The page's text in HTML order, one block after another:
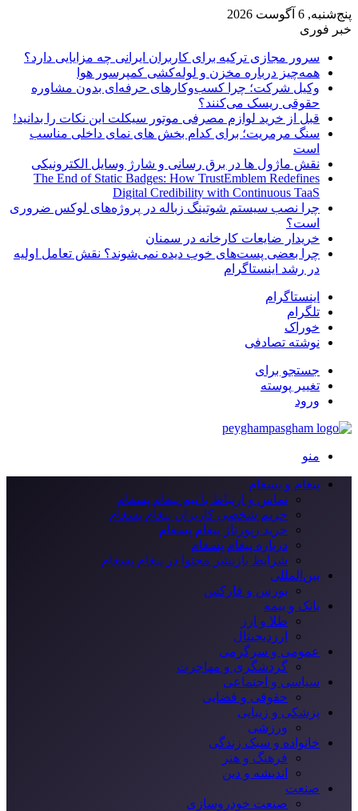
پنج‌شنبه, 6 آگوست 2026
خبر فوری
سرور مجازی ترکیه برای کاربران ایرانی چه مزایایی دارد؟
همه‌چیز درباره مخزن و لوله‌کشی کمپرسور هوا
وکیل شرکت؛ چرا کسب‌وکارهای حرفه‌ای بدون مشاوره
حقوقی ریسک می‌کنند؟
قبل از خرید لوازم مصرفی موتور سیکلت این نکات را بدانید!
سنگ مرمریت؛ برای کدام بخش های نمای داخلی مناسب
است
نقش ماژول ها در برق رسانی و شارژ وسایل الکترونیکی
The End of Static Badges: How TrustEmblem Redefines
Digital Credibility with Continuous TaaS
چرا نصب سیستم شوتینگ زباله در پروژه‌های لوکس ضروری
است؟
خریدار ضایعات کارخانه در سمنان
چرا بعضی پست‌های خوب دیده نمی‌شوند؟ نقش تعامل اولیه
در رشد اینستاگرام
اینستاگرام
تلگرام
خوراک
نوشته تصادفی
جستجو برای
تغییر پوسته
ورود
منو
پیغام و پسغام
تماس و ارتباط با تیم پیغام پسغام
حریم شخصی کاربران پیغام پسغام
خرید رپورتاژ پیغام پسغام
درباره پیغام پسغام
شرایط بازنشر محتوا در پیغام پسغام
بین‌المللی
بورس و فارکس
بانک و بیمه
طلا و ارز
ارزدیجیتال
عمومی و سرگرمی
گردشگری و مهاجرت
سیاسی و اجتماعی
حقوقی و قضایی
پزشکی و زیبایی
ورزشی
خانواده و سبک زندگی
فرهنگ و هنر
اندیشه و دین
صنعت
صنعت خودروسازی